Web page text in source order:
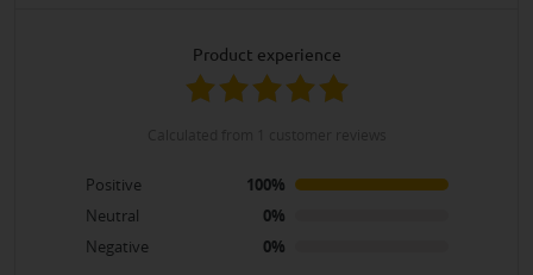
product experience
Positive
100%
Neutral
0%
Negative
0%